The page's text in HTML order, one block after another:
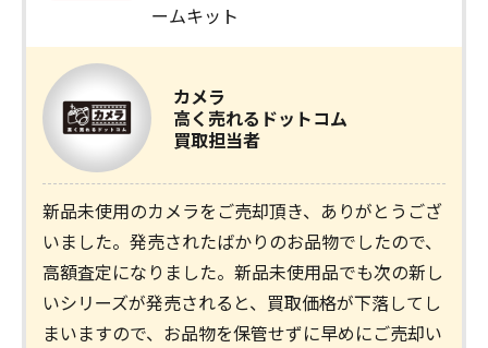
ームキット
カメラ
高く売れるドットコム
買取担当者
新品未使用のカメラをご売却頂き、ありがとうござ
いました。発売されたばかりのお品物でしたので、
高額査定になりました。新品未使用品でも次の新し
いシリーズが発売されると、買取価格が下落してし
まいますので、お品物を保管せずに早めにご売却い